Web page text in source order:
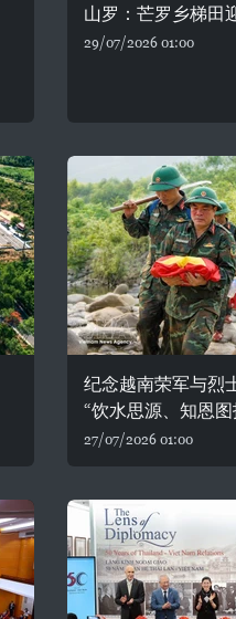
山罗：芒罗乡梯田
29/07/2026 01:00
纪念越南荣军与烈
“饮水思源、知恩
27/07/2026 01:00